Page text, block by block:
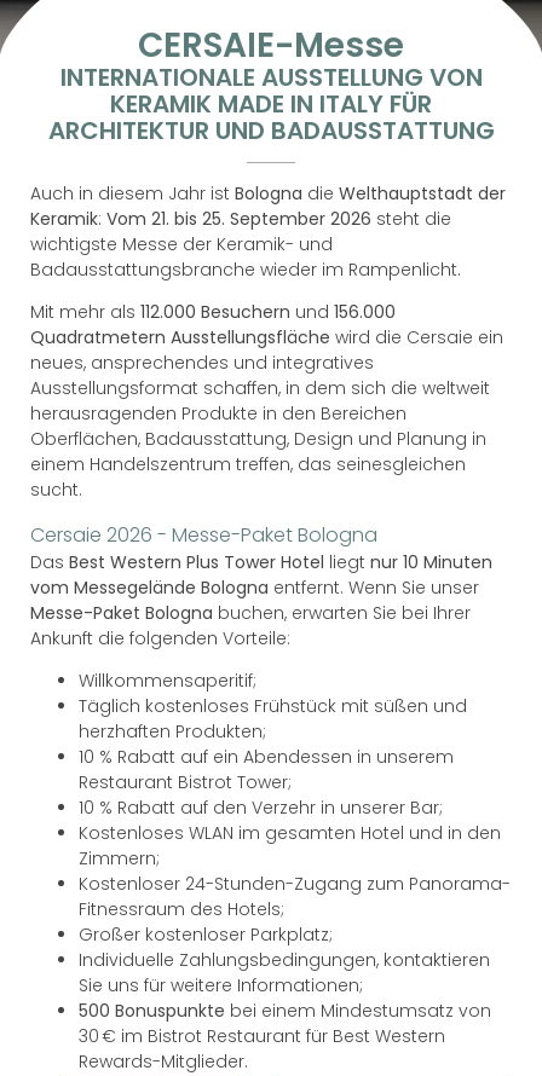
CERSAIE-Messe
INTERNATIONALE AUSSTELLUNG VON
KERAMIK MADE IN ITALY FÜR
ARCHITEKTUR UND BADAUSSTATTUNG
Auch in diesem Jahr ist Bologna die Welthauptstadt der
Keramik: Vom 21. bis 25. September 2026 steht die
wichtigste Messe der Keramik- und
Badausstattungsbranche wieder im Rampenlicht.
Mit mehr als 112.000 Besuchern und 156.000
Quadratmetern Ausstellungsfläche wird die Cersaie ein
neues, ansprechendes und integratives
Ausstellungsformat schaffen, in dem sich die weltweit
herausragenden Produkte in den Bereichen
Oberflächen, Badausstattung, Design und Planung in
einem Handelszentrum treffen, das seinesgleichen
sucht.
Cersaie 2026 - Messe-Paket Bologna
Das Best Western Plus Tower Hotel liegt nur 10 Minuten
vom Messegelände Bologna entfernt. Wenn Sie unser
Messe-Paket Bologna buchen, erwarten Sie bei Ihrer
Ankunft die folgenden Vorteile:
Willkommensaperitif;
Täglich kostenloses Frühstück mit süßen und
herzhaften Produkten;
10 % Rabatt auf ein Abendessen in unserem
Restaurant Bistrot Tower;
10 % Rabatt auf den Verzehr in unserer Bar;
Kostenloses WLAN im gesamten Hotel und in den
Zimmern;
Kostenloser 24-Stunden-Zugang zum Panorama-
Fitnessraum des Hotels;
Großer kostenloser Parkplatz;
Individuelle Zahlungsbedingungen, kontaktieren
Sie uns für weitere Informationen;
500 Bonuspunkte bei einem Mindestumsatz von
30 € im Bistrot Restaurant für Best Western
Rewards-Mitglieder.